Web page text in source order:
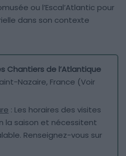
ou l’Escal’Atlantic pour
dans son contexte
Chantiers de l’Atlantique
Nazaire, France (Voir
: Les horaires des visites
la saison et nécessitent
Renseignez-vous sur